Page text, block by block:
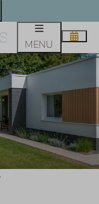
MENU